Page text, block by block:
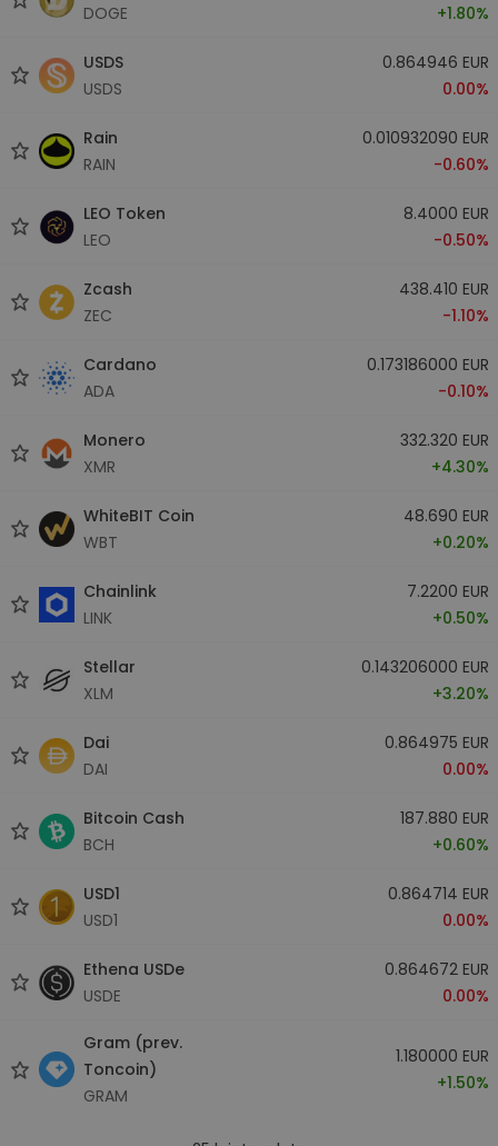
DOGE
+1.80%
USDS
USDS
0.864946 EUR
0.00%
Rain
RAIN
0.010932090 EUR
-0.60%
LEO Token
LEO
8.4000 EUR
-0.50%
Zcash
ZEC
438.410 EUR
-1.10%
Cardano
ADA
0.173186000 EUR
-0.10%
Monero
XMR
332.320 EUR
+4.30%
WhiteBIT Coin
WBT
48.690 EUR
+0.20%
Chainlink
LINK
7.2200 EUR
+0.50%
Stellar
XLM
0.143206000 EUR
+3.20%
Dai
DAI
0.864975 EUR
0.00%
Bitcoin Cash
BCH
187.880 EUR
+0.60%
USD1
USD1
0.864714 EUR
0.00%
Ethena USDe
USDE
0.864672 EUR
0.00%
Gram (prev.
Toncoin)
GRAM
1.180000 EUR
+1.50%